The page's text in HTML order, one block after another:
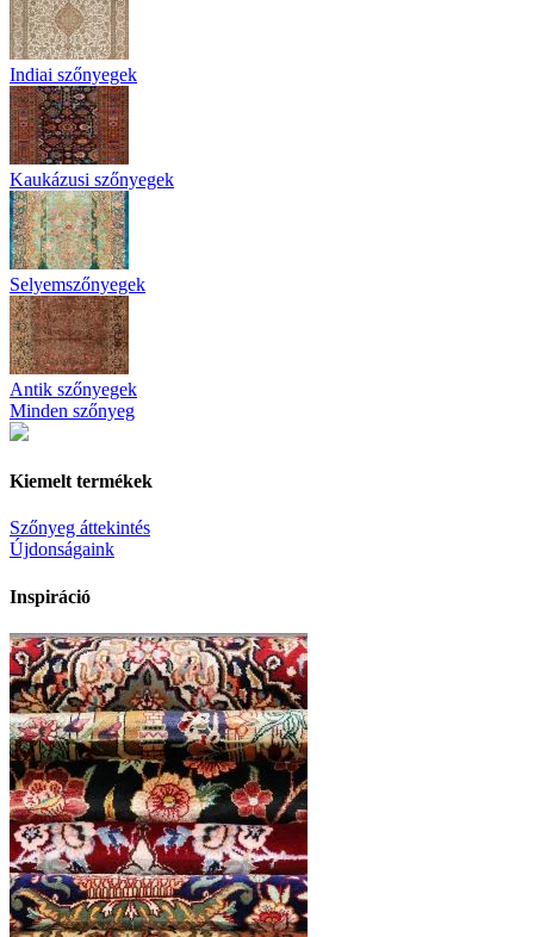
Indiai szőnyegek
Kaukázusi szőnyegek
Selyemszőnyegek
Antik szőnyegek
Minden szőnyeg
Kiemelt termékek
Szőnyeg áttekintés
Újdonságaink
Inspiráció